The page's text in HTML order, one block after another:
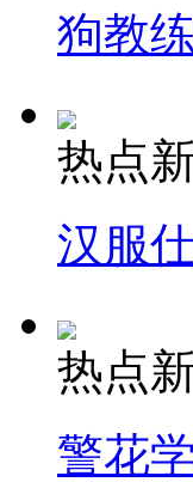
狗教
热点
汉服
热点
警花